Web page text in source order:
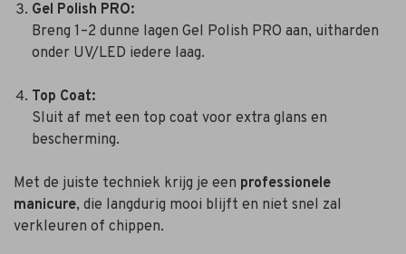
Gel Polish PRO:
Breng 1–2 dunne lagen Gel Polish PRO aan, uitharden
onder UV/LED iedere laag.
Top Coat:
Sluit af met een top coat voor extra glans en
bescherming.
Met de juiste techniek krijg je een professionele
manicure, die langdurig mooi blijft en niet snel zal
verkleuren of chippen.